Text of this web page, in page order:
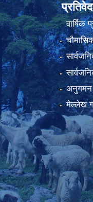
वार्षिक
अनुगमन
मेल्लेख